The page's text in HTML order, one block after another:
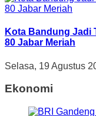
Kota Bandung Jadi
80 Jabar Meriah
Selasa, 19 Agustus
Ekonomi